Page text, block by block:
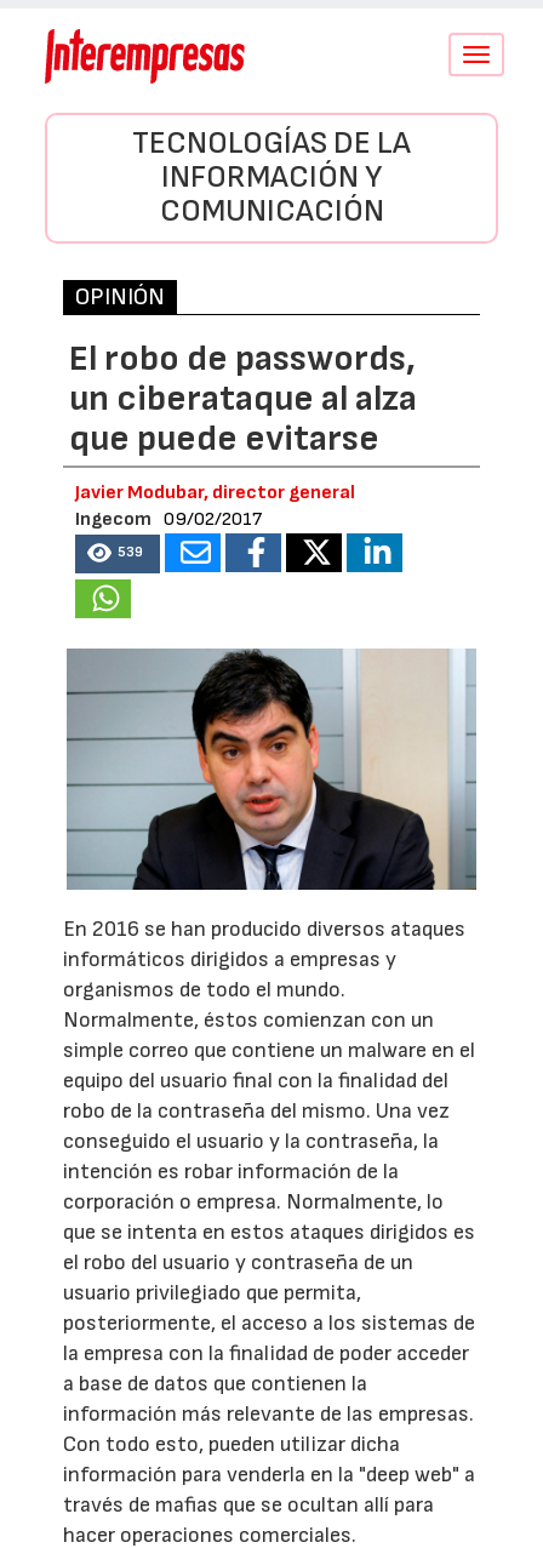
Conmutar
TECNOLOGÍAS DE LA
INFORMACIÓN Y
COMUNICACIÓN
OPINIÓN
El robo de passwords,
un ciberataque al alza
que puede evitarse
Javier Modubar, director general
Ingecom
09/02/2017
539
En 2016 se han producido diversos ataques
informáticos dirigidos a empresas y
organismos de todo el mundo.
Normalmente, éstos comienzan con un
simple correo que contiene un malware en el
equipo del usuario final con la finalidad del
robo de la contraseña del mismo. Una vez
conseguido el usuario y la contraseña, la
intención es robar información de la
corporación o empresa. Normalmente, lo
que se intenta en estos ataques dirigidos es
el robo del usuario y contraseña de un
usuario privilegiado que permita,
posteriormente, el acceso a los sistemas de
la empresa con la finalidad de poder acceder
a base de datos que contienen la
información más relevante de las empresas.
Con todo esto, pueden utilizar dicha
información para venderla en la "deep web" a
través de mafias que se ocultan allí para
hacer operaciones comerciales.